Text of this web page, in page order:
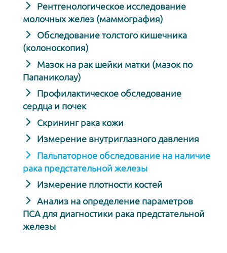
Рентгенологическое исследование
молочных желез (маммография)
Обследование толстого кишечника
(колоноскопия)
Мазок на рак шейки матки (мазок по
Папаниколау)
Профилактическое обследование
сердца и почек
Скрининг рака кожи
Измерение внутриглазного давления
Пальпаторное обследование на наличие
рака предстательной железы
Измерение плотности костей
Анализ на определение параметров
ПСА для диагностики рака предстательной
железы